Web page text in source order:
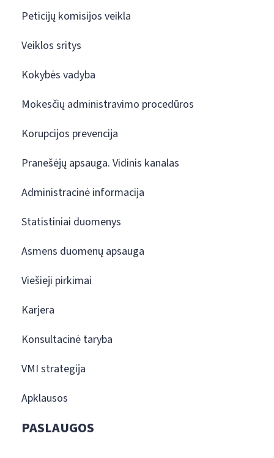
Peticijų komisijos veikla
Veiklos sritys
Kokybės vadyba
Mokesčių administravimo procedūros
Korupcijos prevencija
Pranešėjų apsauga. Vidinis kanalas
Administracinė informacija
Statistiniai duomenys
Asmens duomenų apsauga
Viešieji pirkimai
Karjera
Konsultacinė taryba
VMI strategija
Apklausos
PASLAUGOS